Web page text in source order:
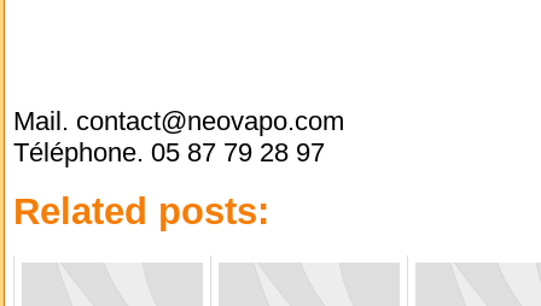
Mail. contact@neovapo.com
Téléphone. 05 87 79 28 97
Related posts: